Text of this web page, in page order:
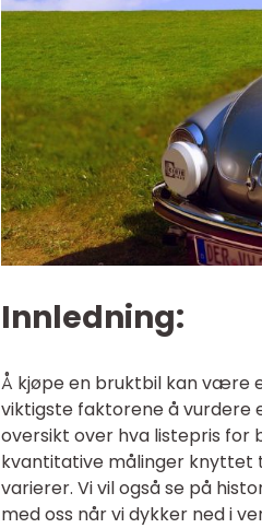
Innledning:
Å kjøpe en bruktbil kan være
viktigste faktorene å vurdere
oversikt over hva listepris for
kvantitative målinger knyttet
varierer. Vi vil også se på
med oss når vi dykker ned i